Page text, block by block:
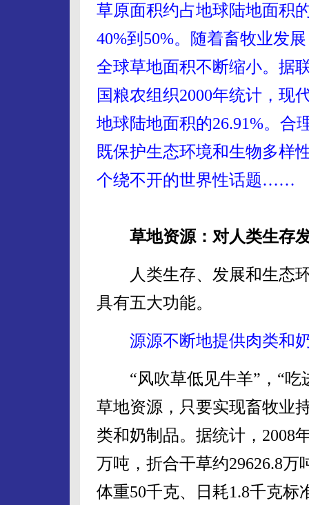
草原面积约占地球陆地面积
40%到50%。随着畜牧业发
全球草地面积不断缩小。据
国粮农组织2000年统计，现
地球陆地面积的26.91%。合
既保护生态环境和生物多样
个绕不开的世界性话题……
草地资源：对人类生存
人类生存、发展和生态环
具有五大功能。
源源不断地提供肉类和
“风吹草低见牛羊”，“吃
草地资源，只要实现畜牧业
类和奶制品。据统计，2008
万吨，折合干草约29626.8万
体重50千克、日耗1.8千克